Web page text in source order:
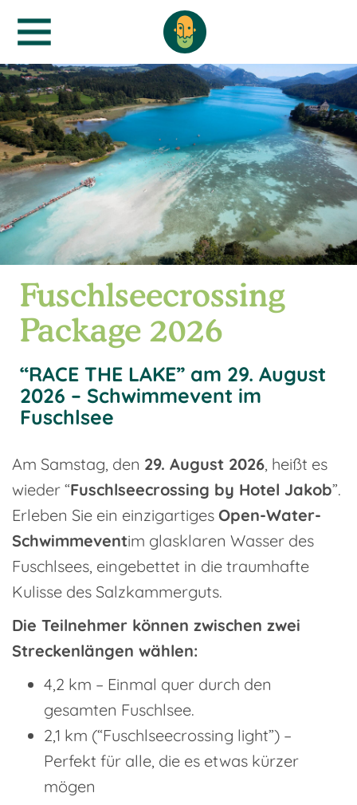
Fuschlseecrossing
Package 2026
“RACE THE LAKE” am 29. August
2026 – Schwimmevent im
Fuschlsee
Am Samstag, den 29. August 2026, heißt es
wieder “Fuschlseecrossing by Hotel Jakob”.
Erleben Sie ein einzigartiges Open-Water-
Schwimmeventim glasklaren Wasser des
Fuschlsees, eingebettet in die traumhafte
Kulisse des Salzkammerguts.
Die Teilnehmer können zwischen zwei
Streckenlängen wählen:
4,2 km – Einmal quer durch den
gesamten Fuschlsee.
2,1 km (“Fuschlseecrossing light”) –
Perfekt für alle, die es etwas kürzer
mögen